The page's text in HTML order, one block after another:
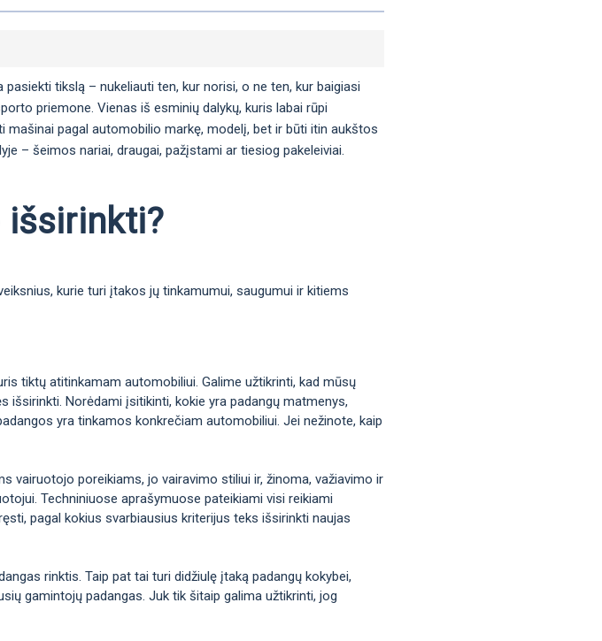
tikslą – nukeliauti ten, kur norisi, o ne ten, kur baigiasi
priemone. Vienas iš esminių dalykų, kuris labai rūpi
pagal automobilio markę, modelį, bet ir būti itin aukštos
– šeimos nariai, draugai, pažįstami ar tiesiog pakeleiviai.
išsirinkti?
kurie turi įtakos jų tinkamumui, saugumui ir kitiems
tiktų atitinkamam automobiliui. Galime užtikrinti, kad mūsų
išsirinkti. Norėdami įsitikinti, kokie yra padangų matmenys,
yra tinkamos konkrečiam automobiliui. Jei nežinote, kaip
vairuotojo poreikiams, jo vairavimo stiliui ir, žinoma, važiavimo ir
Techniniuose aprašymuose pateikiami visi reikiami
pagal kokius svarbiausius kriterijus teks išsirinkti naujas
rinktis. Taip pat tai turi didžiulę įtaką padangų kokybei,
gamintojų padangas. Juk tik šitaip galima užtikrinti, jog